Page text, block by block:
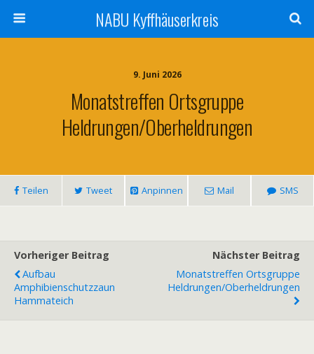
NABU Kyffhäuserkreis
9. Juni 2026
Monatstreffen Ortsgruppe
Heldrungen/Oberheldrungen
Teilen Tweet Anpinnen Mail SMS
Vorheriger Beitrag
Aufbau
Amphibienschutzzaun
Hammateich
Nächster Beitrag
Monatstreffen Ortsgruppe
Heldrungen/Oberheldrungen